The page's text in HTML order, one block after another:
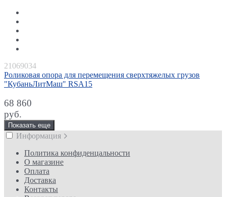
21069034
Роликовая опора для перемещения сверхтяжелых грузов
"КубаньЛитМаш" RSA15
68 860
руб.
Показать еще
Информация
Политика конфиденцальности
О магазине
Оплата
Доставка
Контакты